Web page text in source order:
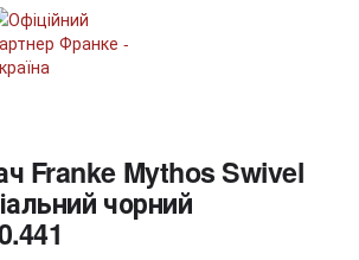
Franke Mythos Swivel
чорний